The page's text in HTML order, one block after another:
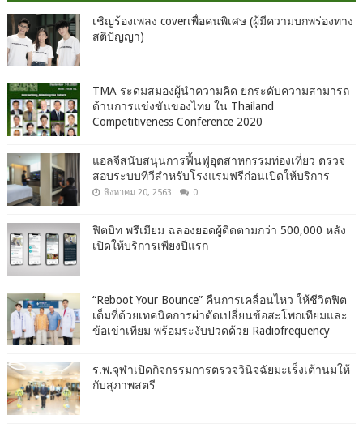
เชิญร้องเพลง coverเพื่อคนพิเศษ (ผู้มีความบกพร่องทาง
สติปัญญา)
TMA ระดมสมองผู้นำความคิด ยกระดับความสามารถ
ด้านการแข่งขันของไทย ใน Thailand
Competitiveness Conference 2020
แอลจีสนับสนุนการฟื้นฟูอุตสาหกรรมท่องเที่ยว ตรวจ
สอบระบบทีวีสำหรับโรงแรมฟรีก่อนเปิดให้บริการ
สิงหาคม 20, 2563 0
ฟิตบิท พรีเมียม ฉลองยอดผู้ติดตามกว่า 500,000 หลัง
เปิดให้บริการเพียงปีแรก
“Reboot Your Bounce” คืนการเคลื่อนไหว ให้ชีวิตฟิต
เต็มที่ด้วยเทคนิคการผ่าตัดเปลี่ยนข้อสะโพกเทียมและ
ข้อเข่าเทียม พร้อมระงับปวดด้วย Radiofrequency
ร.พ.จุฬาเปิดกิจกรรมการตรวจวินิจฉัยมะเร็งเต้านมให้
กับสุภาพสตรี